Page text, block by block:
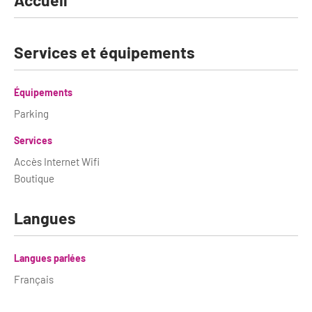
Services et équipements
Équipements
Parking
Services
Accès Internet Wifi
Boutique
Langues
Langues parlées
Français